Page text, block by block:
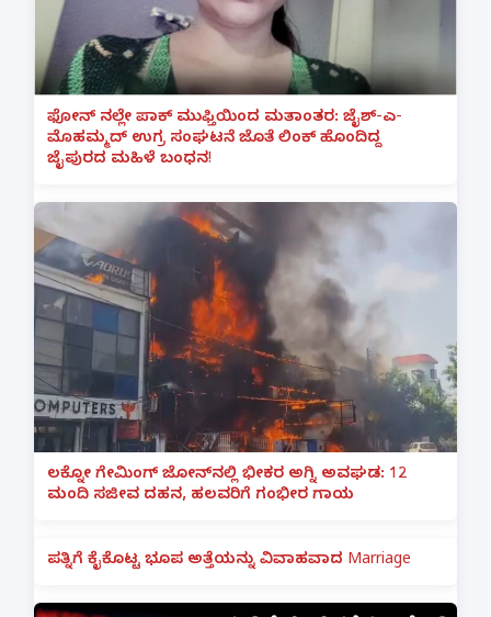
ಫೋನ್ ನಲ್ಲೇ ಪಾಕ್ ಮುಫ್ತಿಯಿಂದ ಮತಾಂತರ: ಜೈಶ್-ಎ-
ಮೊಹಮ್ಮದ್ ಉಗ್ರ ಸಂಘಟನೆ ಜೊತೆ ಲಿಂಕ್ ಹೊಂದಿದ್ದ
ಜೈಪುರದ ಮಹಿಳೆ ಬಂಧನ!
ಲಕ್ನೋ ಗೇಮಿಂಗ್ ಜೋನ್‌ನಲ್ಲಿ ಭೀಕರ ಅಗ್ನಿ ಅವಘಡ: 12
ಮಂದಿ ಸಜೀವ ದಹನ, ಹಲವರಿಗೆ ಗಂಭೀರ ಗಾಯ
ಪತ್ನಿಗೆ ಕೈಕೊಟ್ಟ ಭೂಪ ಅತ್ತೆಯನ್ನು ವಿವಾಹವಾದ Marriage